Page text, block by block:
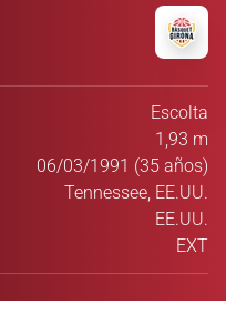
Escolta
1,93 m
06/03/1991 (35 años)
Tennessee, EE.UU.
EE.UU.
EXT